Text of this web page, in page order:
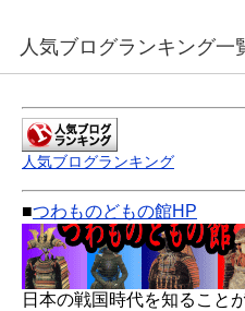
人気ブログランキング一
人気ブログランキング
■つわものどもの館HP
日本の戦国時代を知ること